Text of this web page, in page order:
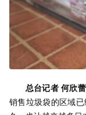
总台记者 何欣蕾
销售垃圾袋的区域